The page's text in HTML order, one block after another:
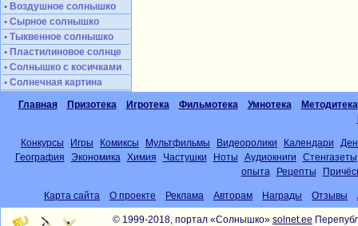
• Воздушное солнышко
• Сырное солнышко
• Тыквенное солнышко
• Пластилиновое солнце
• Солнышко с косичками
• Солнечная картина
Главная Призотека Игротека Фильмотека Умнотека
Методитека
Конкурсы Игры Комиксы Мультфильмы Видеоролики Календари
География
Экономика Химия Частушки Ноты Аудиокниги
Стенгазеты
опыта
Рецепты
Карта сайта О проекте Реклама Авторам Награды Отзывы
© 1999-2018, портал «Солнышко» solnet.ee